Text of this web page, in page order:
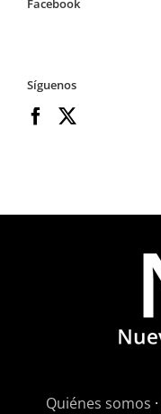
Facebook
Síguenos
Quiénes somos ·